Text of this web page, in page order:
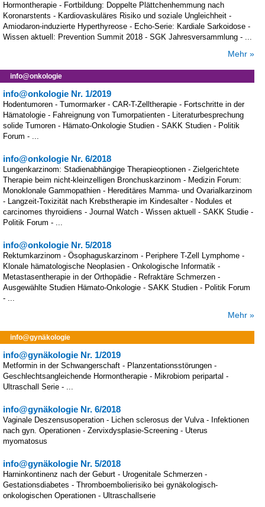
Hormontherapie - Fortbildung: Doppelte Plättchenhemmung nach
Koronarstents - Kardiovaskuläres Risiko und soziale Ungleichheit -
Amiodaron-induzierte Hyperthyreose - Echo-Serie: Kardiale Sarkoidose -
Wissen aktuell: Prevention Summit 2018 - SGK Jahresversammlung - ...
Mehr »
info@onkologie
info@onkologie Nr. 1/2019
Hodentumoren - Tumormarker - CAR-T-Zelltherapie - Fortschritte in der
Hämatologie - Fahreignung von Tumorpatienten - Literaturbesprechung
solide Tumoren - Hämato-Onkologie Studien - SAKK Studien - Politik
Forum - ...
info@onkologie Nr. 6/2018
Lungenkarzinom: Stadienabhängige Therapieoptionen - Zielgerichtete
Therapie beim nicht-kleinzelligen Bronchuskarzinom - Medizin Forum:
Monoklonale Gammopathien - Hereditäres Mamma- und Ovarialkarzinom
- Langzeit-Toxizität nach Krebstherapie im Kindesalter - Nodules et
carcinomes thyroidiens - Journal Watch - Wissen aktuell - SAKK Studie -
Politik Forum - ...
info@onkologie Nr. 5/2018
Rektumkarzinom - Ösophaguskarzinom - Periphere T-Zell Lymphome -
Klonale hämatologische Neoplasien - Onkologische Informatik -
Metastasentherapie in der Orthopädie - Refraktäre Schmerzen -
Ausgewählte Studien Hämato-Onkologie - SAKK Studien - Politik Forum
- ...
Mehr »
info@gynäkologie
info@gynäkologie Nr. 1/2019
Metformin in der Schwangerschaft - Planzentationsstörungen -
Geschlechtsangleichende Hormontherapie - Mikrobiom peripartal -
Ultraschall Serie - ...
info@gynäkologie Nr. 6/2018
Vaginale Deszensusoperation - Lichen sclerosus der Vulva - Infektionen
nach gyn. Operationen - Zervixdysplasie-Screening - Uterus
myomatosus
info@gynäkologie Nr. 5/2018
Harninkontinenz nach der Geburt - Urogenitale Schmerzen -
Gestationsdiabetes - Thromboembolierisiko bei gynäkologisch-
onkologischen Operationen - Ultraschallserie